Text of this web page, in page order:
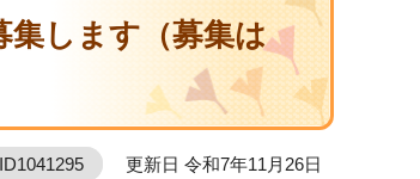
します（募集は
更新日 令和7年11月26日